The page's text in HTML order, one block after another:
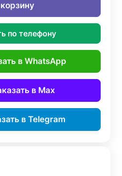
по телефону
в WhatsApp
в Max
в Telegram